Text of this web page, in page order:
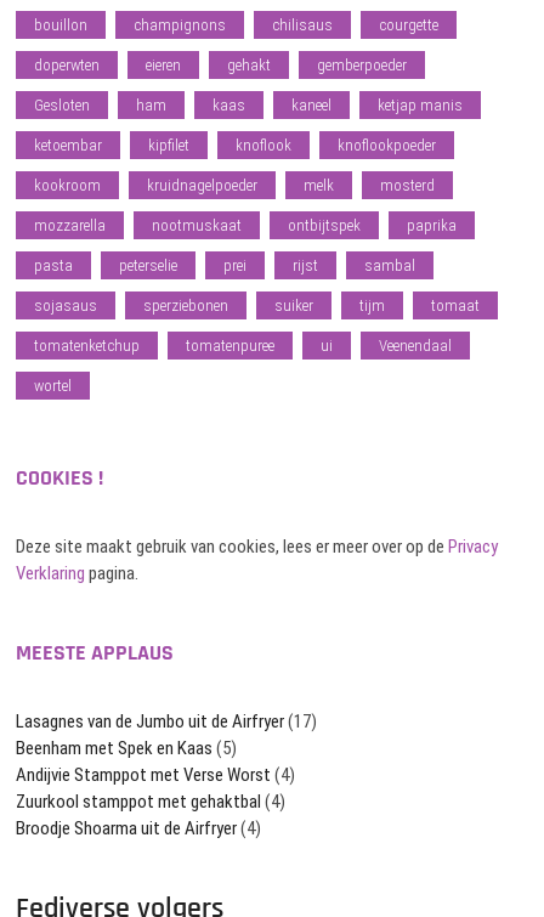
bouillon champignons chilisaus courgette
doperwten eieren gehakt gemberpoeder
Gesloten ham kaas kaneel ketjap manis
ketoembar kipfilet knoflook knoflookpoeder
kookroom kruidnagelpoeder melk mosterd
mozzarella nootmuskaat ontbijtspek paprika
pasta peterselie prei rijst sambal
sojasaus sperziebonen suiker tijm tomaat
tomatenketchup tomatenpuree ui Veenendaal
wortel
COOKIES !
Deze site maakt gebruik van cookies, lees er meer over op dePrivacy
Verklaring pagina.
MEESTE APPLAUS
Lasagnes van de Jumbo uit de Airfryer(17)
Beenham met Spek en Kaas (5)
Andijvie Stamppot met Verse Worst (4)
Zuurkool stamppot met gehaktbal (4)
Broodje Shoarma uit de Airfryer(4)
Fediverse volgers